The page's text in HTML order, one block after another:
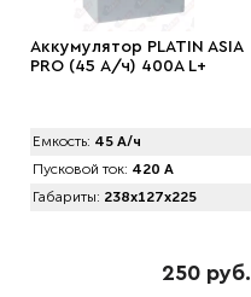
Аккумулятор PLATIN ASIA
PRO (45 А/ч) 400A L+
Емкость: 45 А/ч
Пусковой ток: 420 А
Габариты: 238x127x225
250 руб.